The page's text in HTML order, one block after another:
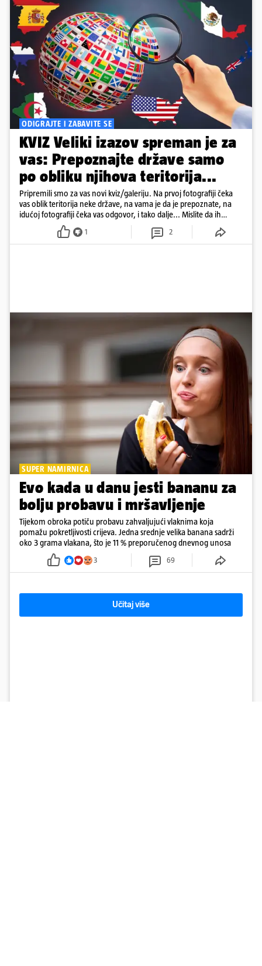
ODIGRAJTE I ZABAVITE SE
KVIZ Veliki izazov spreman je za
vas: Prepoznajte države samo
po obliku njihova teritorija...
Pripremili smo za vas novi kviz/galeriju. Na prvoj fotografiji čeka
vas oblik teritorija neke države, na vama je da je prepoznate, na
idućoj fotografiji čeka vas odgovor, i tako dalje... Mislite da ih
možete sve ispravno prepoznati? Neće vam biti lako... Odigrajte
kviz, malo se zabavite i barem na nekoliko trenutaka 'pobjegnite'
od toplinskog vala...
1 2
SUPER NAMIRNICA
Evo kada u danu jesti bananu za
bolju probavu i mršavljenje
Tijekom obroka potiču probavu zahvaljujući vlaknima koja
pomažu pokretljivosti crijeva. Jedna srednje velika banana sadrži
oko 3 grama vlakana, što je 11 % preporučenog dnevnog unosa
3 69
Učitaj više